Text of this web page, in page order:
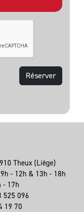
Theux (Liège)
- 12h & 13h - 18h
- 17h
525 096
19 70